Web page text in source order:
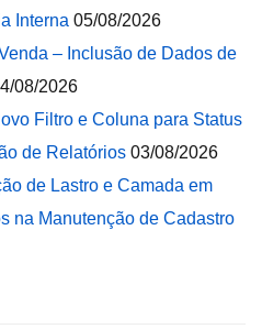
Interna 05/08/2026
– Inclusão de Dados de
08/2026
Filtro e Coluna para Status
de Relatórios 03/08/2026
de Lastro e Camada em
na Manutenção de Cadastro